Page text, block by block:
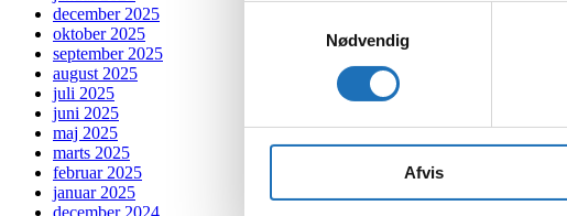
Nødvendig
Afvis
december 2025
oktober 2025
september 2025
august 2025
juli 2025
juni 2025
maj 2025
marts 2025
februar 2025
januar 2025